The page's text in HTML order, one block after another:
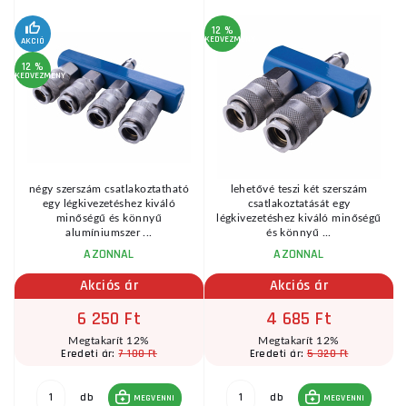
AKCIÓ
12 %
KEDVEZMÉNY
négy szerszám csatlakoztatható
egy légkivezetéshez kiváló
minőségű és könnyű
alumíniumszer ...
AZONNAL
Akciós ár
6 250 Ft
Megtakarít 12%
Eredeti ár:7 100 Ft
db MEGVENNI
12 %
KEDVEZMÉNY
lehetővé teszi két szerszám
csatlakoztatását egy
légkivezetéshez kiváló minőségű
és könnyű ...
AZONNAL
Akciós ár
4 685 Ft
Megtakarít 12%
Eredeti ár:5 320 Ft
db MEGVENNI